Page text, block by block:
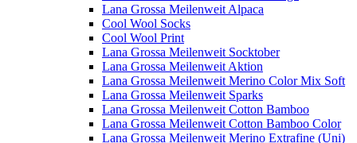
Lana Grossa Meilenweit Alpaca
Cool Wool Socks
Cool Wool Print
Lana Grossa Meilenweit Socktober
Lana Grossa Meilenweit Aktion
Lana Grossa Meilenweit Merino Color Mix Soft
Lana Grossa Meilenweit Sparks
Lana Grossa Meilenweit Cotton Bamboo
Lana Grossa Meilenweit Cotton Bamboo Color
Lana Grossa Meilenweit Merino Extrafine (Uni)